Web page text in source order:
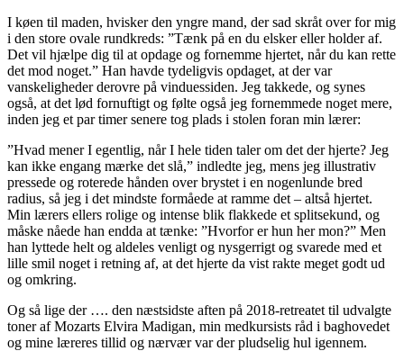
I køen til maden, hvisker den yngre mand, der sad skråt over for mig
i den store ovale rundkreds: ”Tænk på en du elsker eller holder af.
Det vil hjælpe dig til at opdage og fornemme hjertet, når du kan rette
det mod noget.” Han havde tydeligvis opdaget, at der var
vanskeligheder derovre på vinduessiden. Jeg takkede, og synes
også, at det lød fornuftigt og følte også jeg fornemmede noget mere,
inden jeg et par timer senere tog plads i stolen foran min lærer:
”Hvad mener I egentlig, når I hele tiden taler om det der hjerte? Jeg
kan ikke engang mærke det slå,” indledte jeg, mens jeg illustrativ
pressede og roterede hånden over brystet i en nogenlunde bred
radius, så jeg i det mindste formåede at ramme det – altså hjertet.
Min lærers ellers rolige og intense blik flakkede et splitsekund, og
måske nåede han endda at tænke: ”Hvorfor er hun her mon?” Men
han lyttede helt og aldeles venligt og nysgerrigt og svarede med et
lille smil noget i retning af, at det hjerte da vist rakte meget godt ud
og omkring.
Og så lige der …. den næstsidste aften på 2018-retreatet til udvalgte
toner af Mozarts Elvira Madigan, min medkursists råd i baghovedet
og mine læreres tillid og nærvær var der pludselig hul igennem.